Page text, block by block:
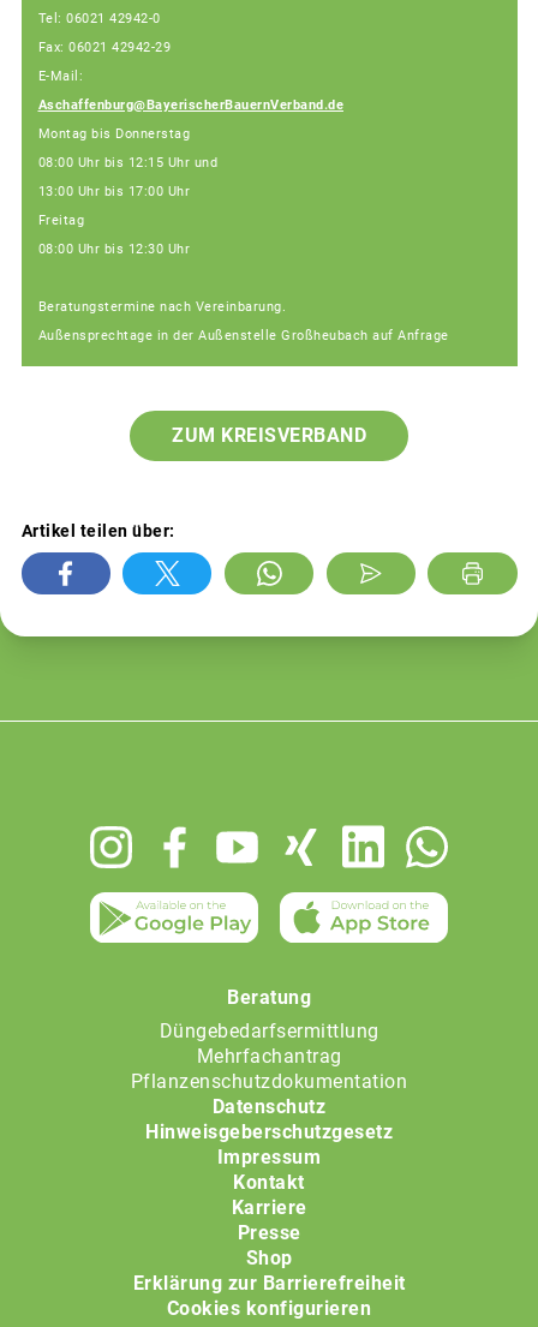
Tel: 06021 42942-0
Fax: 06021 42942-29
E-Mail:
Aschaffenburg@BayerischerBauernVerband.de
Montag bis Donnerstag
08:00 Uhr bis 12:15 Uhr und
13:00 Uhr bis 17:00 Uhr
Freitag
08:00 Uhr bis 12:30 Uhr
Beratungstermine nach Vereinbarung.
Außensprechtage in der Außenstelle Großheubach auf Anfrage
ZUM KREISVERBAND
Artikel teilen über:
Beratung
Düngebedarfsermittlung
Mehrfachantrag
Pflanzenschutzdokumentation
Datenschutz
Hinweisgeberschutzgesetz
Impressum
Kontakt
Karriere
Presse
Shop
Erklärung zur Barrierefreiheit
Cookies konfigurieren